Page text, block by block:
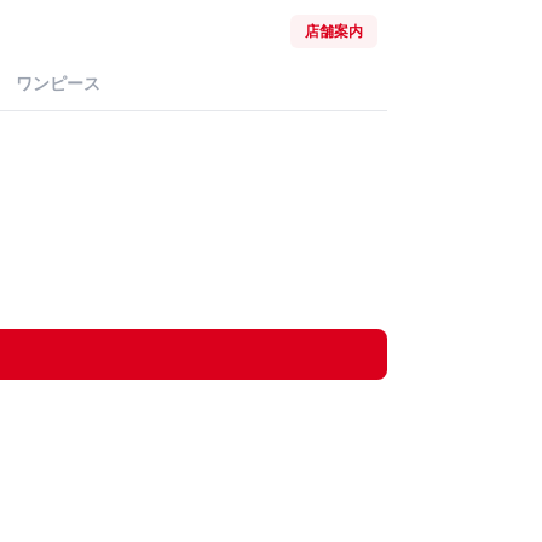
店舗案内
ワンピース